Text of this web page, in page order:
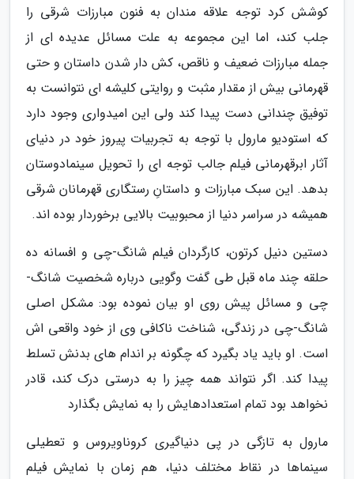
کوشش کرد توجه علاقه مندان به فنون مبارزات شرقی را
جلب کند، اما این مجموعه به علت مسائل عدیده ای از
جمله مبارزات ضعیف و ناقص، کش دار شدن داستان و حتی
قهرمانی بیش از مقدار مثبت و روایتی کلیشه ای نتوانست به
توفیق چندانی دست پیدا کند ولی این امیدواری وجود دارد
که استودیو مارول با توجه به تجربیات پیروز خود در دنیای
آثار ابرقهرمانی فیلم جالب توجه ای را تحویل سینمادوستان
بدهد. این سبک مبارزات و داستانِ رستگاری قهرمانان شرقی
همیشه در سراسر دنیا از محبوبیت بالایی برخوردار بوده اند.
دستین دنیل کرتون، کارگردان فیلم شانگ-چی و افسانه ده
حلقه چند ماه قبل طی گفت وگویی درباره شخصیت شانگ-
چی و مسائل پیش روی او بیان نموده بود: مشکل اصلی
شانگ-چی در زندگی، شناخت ناکافی وی از خود واقعی اش
است. او باید یاد بگیرد که چگونه بر اندام های بدنش تسلط
پیدا کند. اگر نتواند همه چیز را به درستی درک کند، قادر
نخواهد بود تمام استعدادهایش را به نمایش بگذارد
مارول به تازگی در پی دنیاگیری کروناویروس و تعطیلی
سینماها در نقاط مختلف دنیا، هم زمان با نمایش فیلم